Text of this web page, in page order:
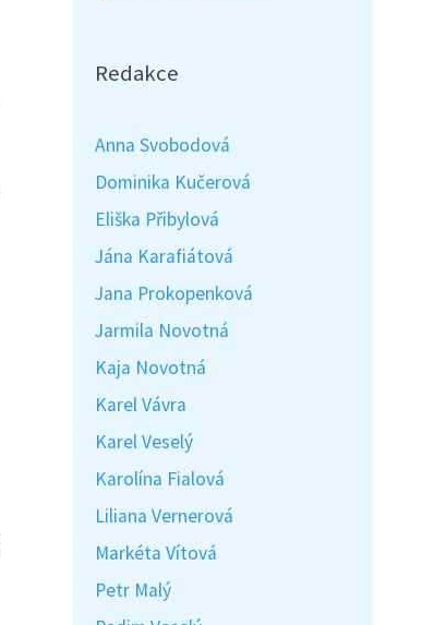
Redakce
Anna Svobodová
Dominika Kučerová
Eliška Přibylová
Jána Karafiátová
Jana Prokopenková
Jarmila Novotná
Kaja Novotná
Karel Vávra
Karel Veselý
Karolína Fialová
Liliana Vernerová
Markéta Vítová
Petr Malý